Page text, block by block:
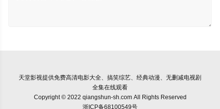
天堂影视提供免费高清电影大全、搞笑综艺、经典动漫、无删减电视剧
全集在线观看
Copyright © 2022 qiangshun-sh.com All Rights Reserved
浙ICP备68100549号